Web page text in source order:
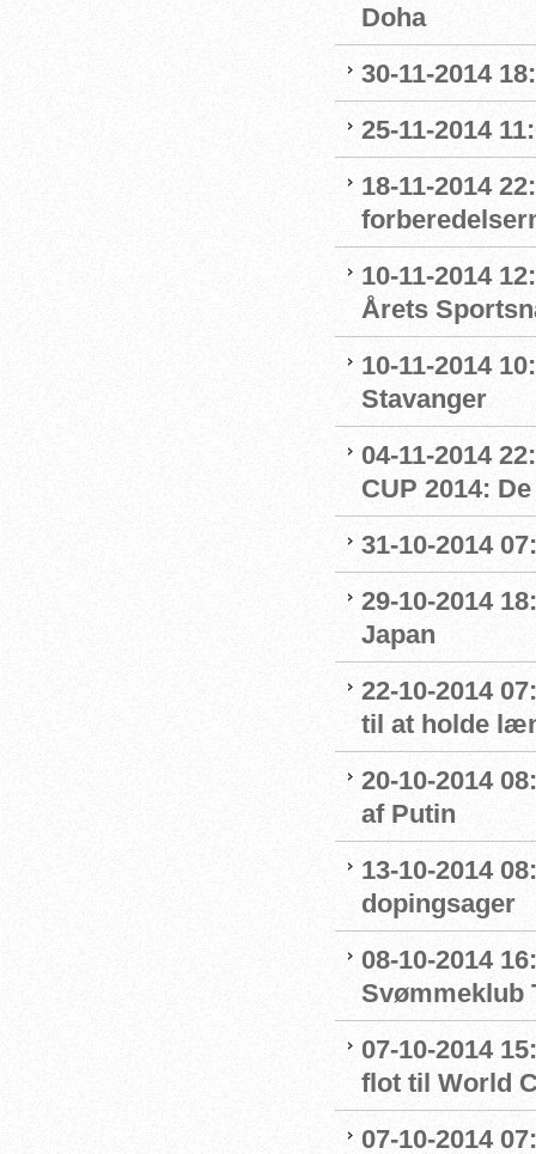
Doha
30-11-2014
25-11-2014
18-11-2014
10-11-2014
Årets
10-11-2014
Stavanger
04-11-2014
CUP 2014:
31-10-2014
29-10-2014
Japan
22-10-2014
til at holde
20-10-2014
af Putin
13-10-2014
dopingsager
08-10-2014
Svømmeklub
07-10-2014
flot til World
07-10-2014